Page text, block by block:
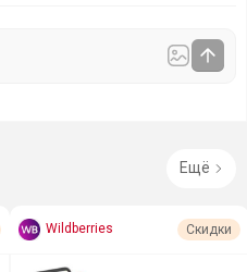
Ещё
Wildberries Скидки